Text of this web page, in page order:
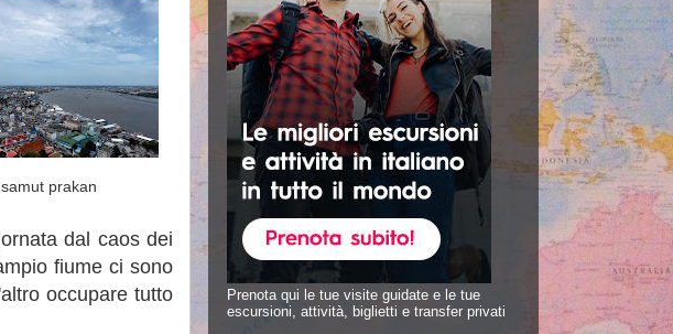
samut prakan
dal caos dei
fiume ci sono
occupare tutto
Prenota qui le tue visite guidate e le tue
escursioni, attività, biglietti e transfer privati